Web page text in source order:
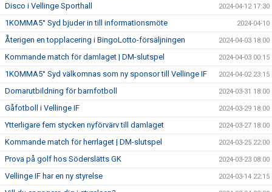
Disco i Vellinge Sporthall 2024-04-12 17:30
1KOMMA5° Syd bjuder in till informationsmöte 2024-04-10
Återigen en topplacering i BingoLotto-försäljningen 2024-04-03 18:00
Kommande match för damlaget | DM-slutspel 2024-04-03 00:15
1KOMMA5° Syd välkomnas som ny sponsor till Vellinge IF 2024-04-02 23:15
Domarutbildning för barnfotboll 2024-03-31 18:00
Gåfotboll i Vellinge IF 2024-03-29 18:00
Ytterligare fem stycken nyförvärv till damlaget 2024-03-27 18:00
Kommande match för herrlaget | DM-slutspel 2024-03-25 22:00
Prova på golf hos Söderslätts GK 2024-03-23 08:00
Vellinge IF har en ny styrelse 2024-03-14 22:15